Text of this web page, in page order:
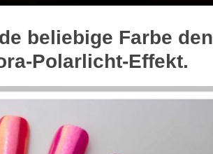
beliebige Farbe den
Polarlicht-Effekt.